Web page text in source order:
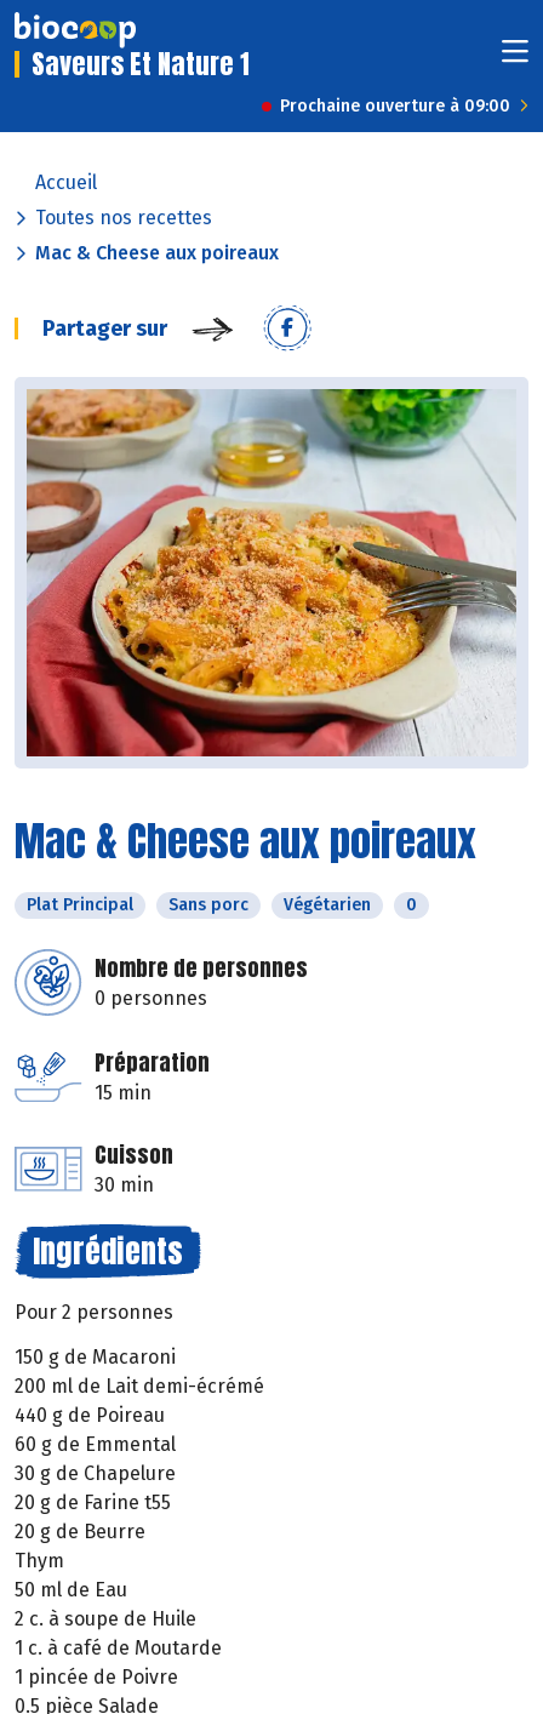
Saveurs Et Nature 1
Prochaine ouverture à 09:00
Accueil
Toutes nos recettes
Mac & Cheese aux poireaux
Partager sur
Mac & Cheese aux poireaux
Plat Principal Sans porc Végétarien 0
Nombre de personnes
0 personnes
Préparation
15 min
Cuisson
30 min
Ingrédients
Pour 2 personnes
150 g de Macaroni
200 ml de Lait demi-écrémé
440 g de Poireau
60 g de Emmental
30 g de Chapelure
20 g de Farine t55
20 g de Beurre
Thym
50 ml de Eau
2 c. à soupe de Huile
1 c. à café de Moutarde
1 pincée de Poivre
0.5 pièce Salade